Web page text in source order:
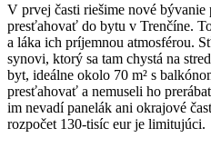
V prvej časti riešime nové bývanie
presťahovať do bytu v Trenčíne.
a láka ich príjemnou atmosférou.
synovi, ktorý sa tam chystá na
byt, ideálne okolo 70 m² s
presťahovať a nemuseli ho
im nevadí panelák ani okrajové
rozpočet 130-tisíc eur je limitujúci.